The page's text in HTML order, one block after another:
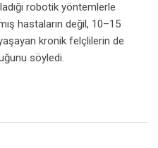
robotik yöntemlerle
hastaların değil, 10–15
kronik felçlilerin de
söyledi.